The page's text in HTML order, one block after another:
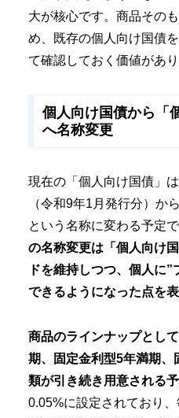
大が核心です。商品その
め、既存の個人向け国債
て確認しておく価値があり
個人向け国債から「
へ名称変更
現在の「個人向け国債」
（令和9年1月発行分）か
という名称に変わる予定
の名称変更は「個人向け
ドを維持しつつ、個人に
できるようになった点を
商品のラインナップとし
期、固定金利型5年満期、
類が引き続き用意される予
0.05%に設定されており